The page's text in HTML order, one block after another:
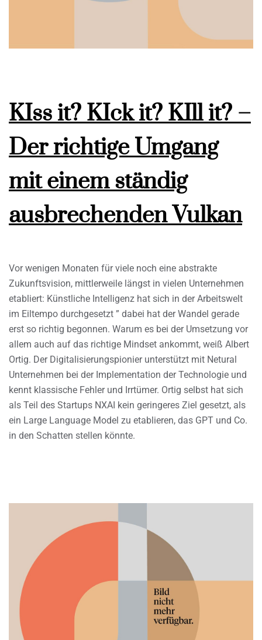
KIss it? KIck it? KIll it? –
Der richtige Umgang
mit einem ständig
ausbrechenden Vulkan
Vor wenigen Monaten für viele noch eine abstrakte
Zukunftsvision, mittlerweile längst in vielen Unternehmen
etabliert: Künstliche Intelligenz hat sich in der Arbeitswelt
im Eiltempo durchgesetzt ” dabei hat der Wandel gerade
erst so richtig begonnen. Warum es bei der Umsetzung vor
allem auch auf das richtige Mindset ankommt, weiß Albert
Ortig. Der Digitalisierungspionier unterstützt mit Netural
Unternehmen bei der Implementation der Technologie und
kennt klassische Fehler und Irrtümer. Ortig selbst hat sich
als Teil des Startups NXAI kein geringeres Ziel gesetzt, als
ein Large Language Model zu etablieren, das GPT und Co.
in den Schatten stellen könnte.